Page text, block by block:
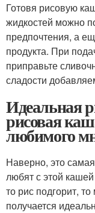
Готовя рисовую
жидкостей можно
предпочтения, а
продукта. При
приправьте
сладости
Идеальная
рисовая
любимого
Наверно, это
любят с этой
то рис подгорит,
получается